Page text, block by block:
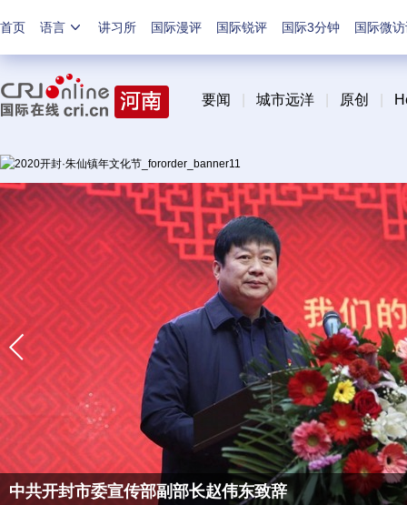
首页 语言 讲习所 国际漫评 国际锐评 国际3分钟 国际微
要闻 城市远洋 原创
感受传统中国年 2020开封（朱仙镇）年文化节开幕